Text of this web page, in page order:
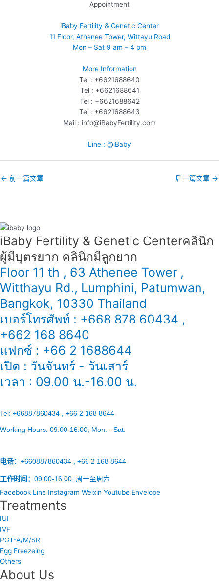
Appointment
iBaby Fertility & Genetic Center
11 Floor, Athenee Tower, Wittayu Road
Mon – Sat 9 am – 4 pm
More Information
Tel : +6621688640
Tel : +6621688641
Tel : +6621688642
Tel : +6621688643
Mail : info@iBabyFertility.com
Line : @iBaby
← 前一篇文章 后一篇文章 →
iBaby Fertility & Genetic Center​ คลินิก
ผู้มีบุตรยาก คลินิกมีลูกยาก
Floor 11 th , 63 Athenee Tower ,
Witthayu Rd., Lumphini, Patumwan,
Bangkok, 10330 Thailand
เบอร์โทรศัพท์ : +668 878 60434 ,
+662 168 8640
แฟกซ์ : +66 2 1688644
เปิด : วันจันทร์ - วันเสาร์
เวลา : 09.00 น.-16.00 น.
Tel: +66887860434 , +66 2 168 8644
Working Hours: 09:00-16:00 , Mon. - Sat.
电话： +660887860434 , +66 2 168 8644
工作时间： 09:00-16:00, 周一至周六
Facebook Line Instagram Weixin Youtube Envelope
Treatments
IUI
IVF
PGT-A/M/SR
Egg Freezeing
Others
About Us